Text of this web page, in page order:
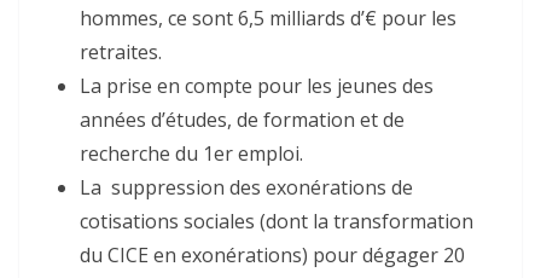
hommes, ce sont 6,5 milliards d’€ pour les
retraites.
La prise en compte pour les jeunes des
années d’études, de formation et de
recherche du 1er emploi.
La suppression des exonérations de
cotisations sociales (dont la transformation
du CICE en exonérations) pour dégager 20